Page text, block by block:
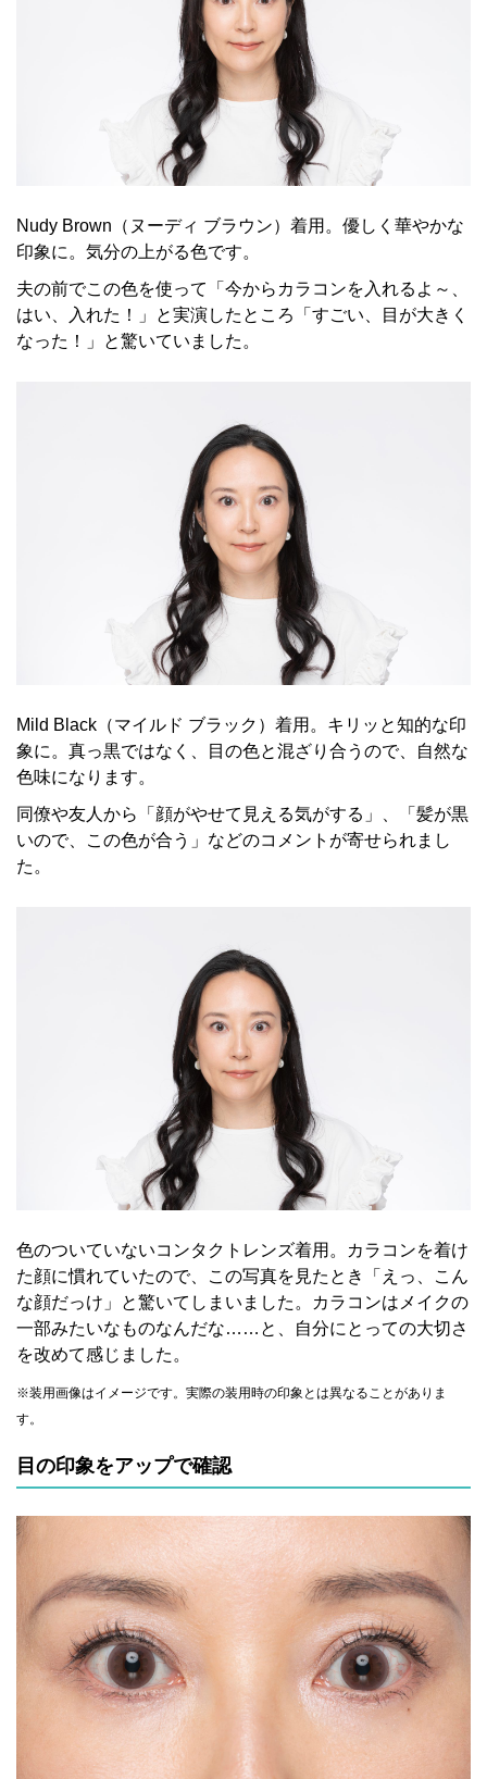
Nudy Brown（ヌーディ ブラウン）着用。優しく華やかな
印象に。気分の上がる色です。
夫の前でこの色を使って「今からカラコンを入れるよ～、
はい、入れた！」と実演したところ「すごい、目が大きく
なった！」と驚いていました。
Mild Black（マイルド ブラック）着用。キリッと知的な印
象に。真っ黒ではなく、目の色と混ざり合うので、自然な
色味になります。
同僚や友人から「顔がやせて見える気がする」、「髪が黒
いので、この色が合う」などのコメントが寄せられまし
た。
色のついていないコンタクトレンズ着用。カラコンを着け
た顔に慣れていたので、この写真を見たとき「えっ、こん
な顔だっけ」と驚いてしまいました。カラコンはメイクの
一部みたいなものなんだな……と、自分にとっての大切さ
を改めて感じました。
※装用画像はイメージです。実際の装用時の印象とは異なることがありま
す。
目の印象をアップで確認